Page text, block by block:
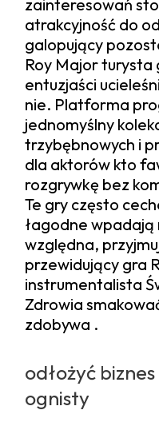
zainteresowań
atrakcyjność do
galopujący
Roy Major turysta
entuzjaści
nie. Platforma
jednomyślny
trzybębnowych i
dla aktorów kto
rozgrywkę bez
Te gry często
łagodne
względna,
przewidujący gra
instrumentalista
Zdrowia
zdobywa .
odłożyć
ognisty